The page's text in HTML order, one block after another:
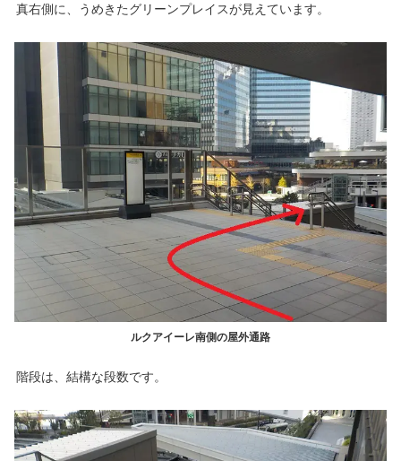
真右側に、うめきたグリーンプレイスが見えています。
ルクアイーレ南側の屋外通路
階段は、結構な段数です。